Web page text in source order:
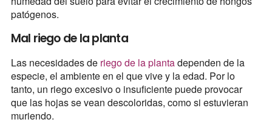
patógenos.
Mal riego de la planta
Las necesidades de riego de la plantadependen de la
especie, el ambiente en el que vive y la edad. Por lo
tanto, un riego excesivo o insuficiente puede provocar
que las hojas se vean descoloridas, como si estuvieran
muriendo.